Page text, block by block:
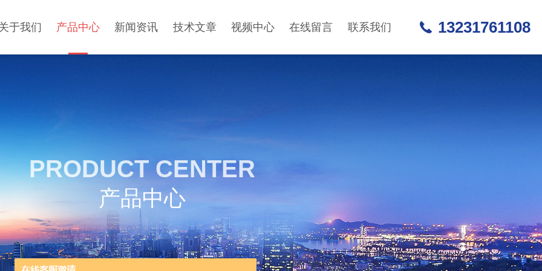
于我们 产品中心 新闻资讯 技术文章 视频中心 在线留言 联系我们 13231761108
PRODUCT CENTER
产品中心